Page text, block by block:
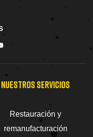
NUESTROS SERVICIOS
Restauración y
remanufacturación